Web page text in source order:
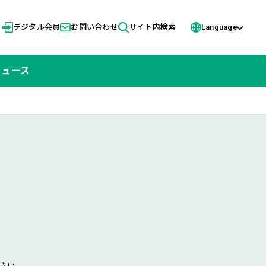
デジタル会員 お問い合わせ サイト内検索 Language
ース